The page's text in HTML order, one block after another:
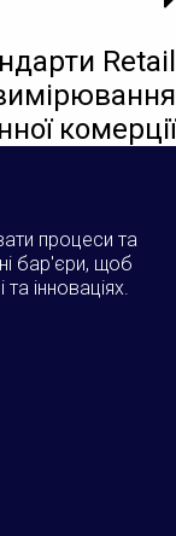
Retail
комерції
процеси та
бар'єри, щоб
інноваціях.